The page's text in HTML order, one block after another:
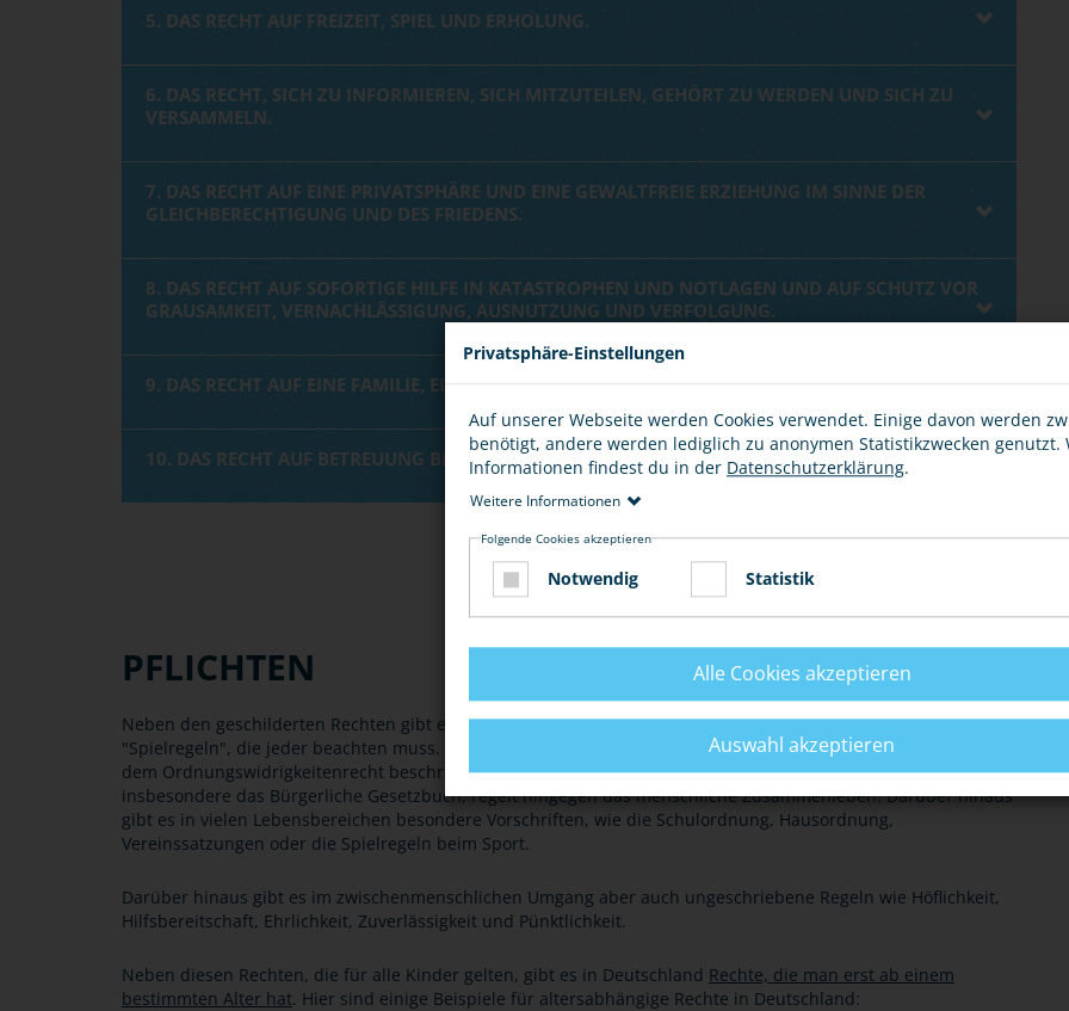
5. DAS RECHT AUF FREIZEIT, SPIEL UND ERHOLUNG.
6. DAS RECHT, SICH ZU INFORMIEREN, SICH MITZUTEILEN, GEHÖRT ZU WERDEN UND SICH ZU
VERSAMMELN.
7. DAS RECHT AUF EINE PRIVATSPHÄRE UND EINE GEWALTFREIE ERZIEHUNG IM SINNE DER
GLEICHBERECHTIGUNG UND DES FRIEDENS.
8. DAS RECHT AUF SOFORTIGE HILFE IN KATASTROPHEN UND NOTLAGEN UND AUF SCHUTZ VOR
GRAUSAMKEIT, VERNACHLÄSSIGUNG, AUSNUTZUNG UND VERFOLGUNG.
9. DAS RECHT AUF EINE FAMILIE, ELTERLICHE FÜRSORGE UND EIN SICHERES ZUHAUSE.
10. DAS RECHT AUF BETREUUNG BEI BEHINDERUNG.
PFLICHTEN
Neben den geschilderten Rechten gibt es im gesellschaftlichen Zusammenleben jedoch auch Pflichten,
"Spielregeln", die jeder beachten muss. So wird im Strafgesetzbuch, den strafrechtlichen Nebengesetzen und
dem Ordnungswidrigkeitenrecht beschrieben, welches Fehlverhalten bestraft wird. Das Privatrecht,
insbesondere das Bürgerliche Gesetzbuch, regelt hingegen das menschliche Zusammenleben. Darüber hinaus
gibt es in vielen Lebensbereichen besondere Vorschriften, wie die Schulordnung, Hausordnung,
Vereinssatzungen oder die Spielregeln beim Sport.
Darüber hinaus gibt es im zwischenmenschlichen Umgang aber auch ungeschriebene Regeln wie Höflichkeit,
Hilfsbereitschaft, Ehrlichkeit, Zuverlässigkeit und Pünktlichkeit.
Neben diesen Rechten, die für alle Kinder gelten, gibt es in Deutschland Rechte, die man erst ab einem
bestimmten Alter hat. Hier sind einige Beispiele für altersabhängige Rechte in Deutschland:
Privatsphäre-Einstellungen
Auf unserer Webseite werden Cookies verwendet. Einige davon werden
benötigt, andere werden lediglich zu anonymen Statistikzwecken genutzt.
Informationen findest du in der Datenschutzerklärung.
Weitere Informationen
Folgende Cookies akzeptieren
Notwendig Statistik
Alle Cookies akzeptieren
Auswahl akzeptieren